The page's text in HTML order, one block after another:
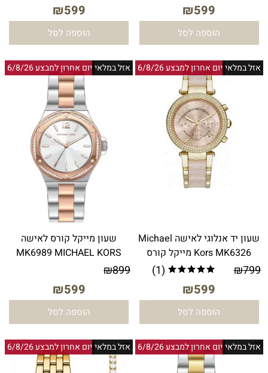
₪599
הוספה לסל
₪599
הוספה לסל
יום אחרון למבצע 6/8/26אזל במלאי
שעון יד אנלוגי לאישה Michael
Kors MK6326 מייקל קורס
₪799
₪599
(1)
הוספה לסל
יום אחרון למבצע 6/8/26אזל במלאי
שעון מייקל קורס לאישה
MK6989 MICHAEL KORS
₪899
₪599
הוספה לסל
יום אחרון למבצע 6/8/26אזל במלאי יום אחרון למבצע 6/8/26אזל במלאי